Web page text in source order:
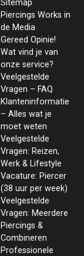
Sitemap
Piercings Works in
de Media
Gereed Opinie!
Wat vind je van
onze service?
Veelgestelde
Vragen – FAQ
Klanteninformatie
– Alles wat je
moet weten
Veelgestelde
Vragen: Reizen,
Werk & Lifestyle
Vacature: Piercer
(38 uur per week)
Veelgestelde
Vragen: Meerdere
Piercings &
Combineren
Professionele